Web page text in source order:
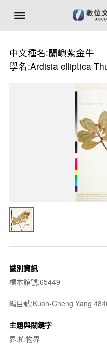
中文種名:蘭嶼紫金牛
學名:Ardisia elliptica
識別資訊
標本館號:65449
編目號:Kuoh-Cheng Yang
主題與關鍵字
界:植物界